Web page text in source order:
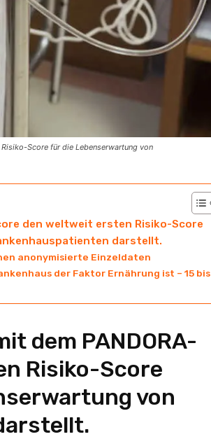
Score für die Lebenserwartung von
den weltweit ersten Risiko-Score
darstellt.
anonymisierte Einzeldaten
der Faktor Ernährung ist – 15 bis
dem PANDORA-
Risiko-Score
von